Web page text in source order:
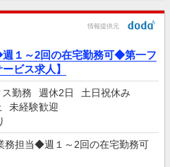
情報提供元
週１～2回の在宅勤務可◆第一フ
ビス求人】
勤務 週休2日
土日祝休み
未経験歓迎
務担当◆週１～2回の在宅勤務可